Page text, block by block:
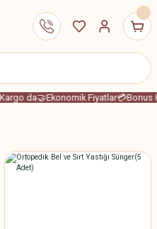
da🤝Ekonomik Fiyatlar💳Bonus